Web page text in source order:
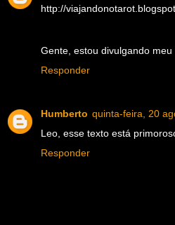
http://
Gente, estou divulgando
Responder
Humberto quinta-feira, 20
Leo, esse texto está
Responder